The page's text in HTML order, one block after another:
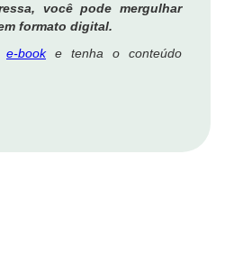
você pode mergulhar
formato digital.
e-booke tenha o conteúdo